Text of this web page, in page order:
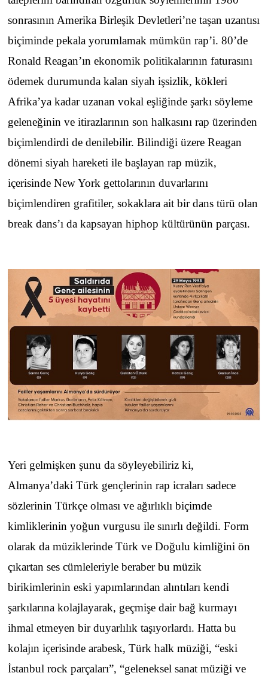
sonrasının Amerika Birleşik Devletleri’ne taşan uzantısı
biçiminde pekala yorumlamak mümkün rap’i. 80’de
Ronald Reagan’ın ekonomik politikalarının faturasını
ödemek durumunda kalan siyah işsizlik, kökleri
Afrika’ya kadar uzanan vokal eşliğinde şarkı söyleme
geleneğinin ve itirazlarının son halkasını rap üzerinden
biçimlendirdi de denilebilir. Bilindiği üzere Reagan
dönemi siyah hareketi ile başlayan rap müzik,
içerisinde New York gettolarının duvarlarını
biçimlendiren grafitiler, sokaklara ait bir dans türü olan
break dans’ı da kapsayan hiphop kültürünün parçası.
Yeri gelmişken şunu da söyleyebiliriz ki,
Almanya’daki Türk gençlerinin rap icraları sadece
sözlerinin Türkçe olması ve ağırlıklı biçimde
kimliklerinin yoğun vurgusu ile sınırlı değildi. Form
olarak da müziklerinde Türk ve Doğulu kimliğini ön
çıkartan ses cümleleriyle beraber bu müzik
birikimlerinin eski yapımlarından alıntıları kendi
şarkılarına kolajlayarak, geçmişe dair bağ kurmayı
ihmal etmeyen bir duyarlılık taşıyorlardı. Hatta bu
kolajın içerisinde arabesk, Türk halk müziği, “eski
İstanbul rock parçaları”, “geleneksel sanat müziği ve